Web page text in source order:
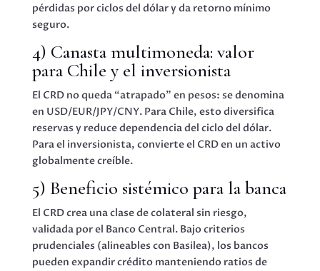
pérdidas por ciclos del dólar y da retorno mínimo
seguro.
4) Canasta multimoneda: valor
para Chile y el inversionista
El CRD no queda “atrapado” en pesos: se denomina
en USD/EUR/JPY/CNY. Para Chile, esto diversifica
reservas y reduce dependencia del ciclo del dólar.
Para el inversionista, convierte el CRD en un activo
globalmente creíble.
5) Beneficio sistémico para la banca
El CRD crea una clase de colateral sin riesgo,
validada por el Banco Central. Bajo criterios
prudenciales (alineables con Basilea), los bancos
pueden expandir crédito manteniendo ratios de